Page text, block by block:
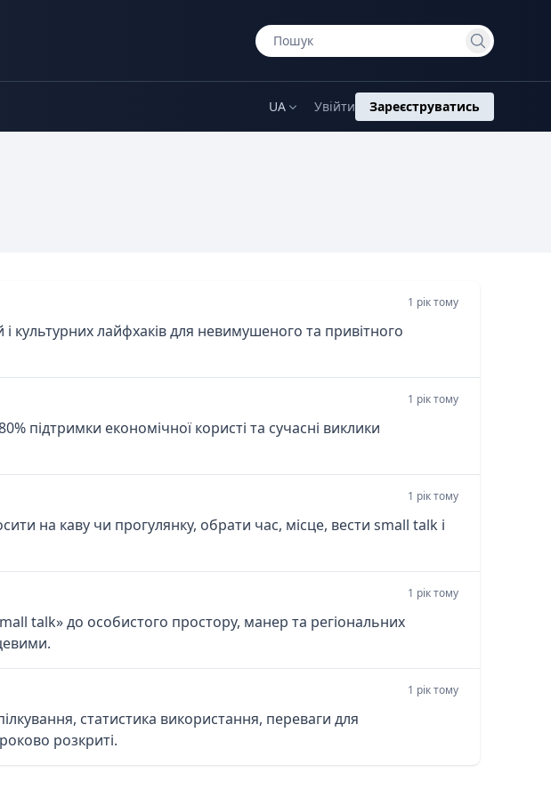
UA Увійти Зареєструватись
1 рік тому
культурних лайфхаків для невимушеного та привітного
1 рік тому
підтримки економічної користі та сучасні виклики
1 рік тому
на каву чи прогулянку, обрати час, місце, вести small talk і
1 рік тому
talk» до особистого простору, манер та регіональних
1 рік тому
статистика використання, переваги для
розкриті.